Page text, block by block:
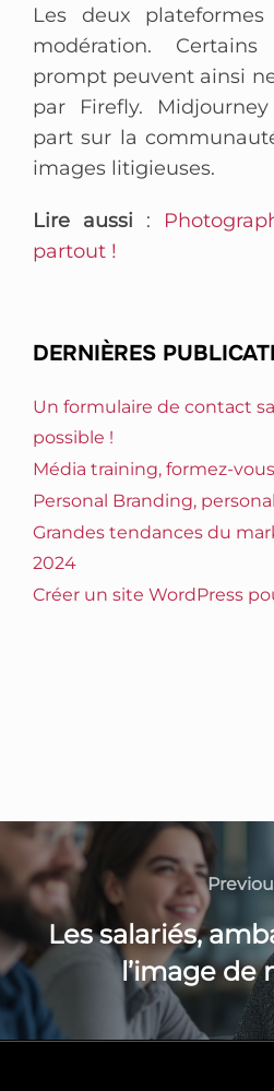
Les deux
modération.
prompt peuvent ainsi
par Firefly.
part sur la
images litigieuses.
Lire aussi :
partout !
DERNIÈRES
Un formulaire de contact
possible !
Média training, formez-
Personal Branding,
Grandes tendances du
2024
Créer un site WordPress
Les salariés,
l’image de